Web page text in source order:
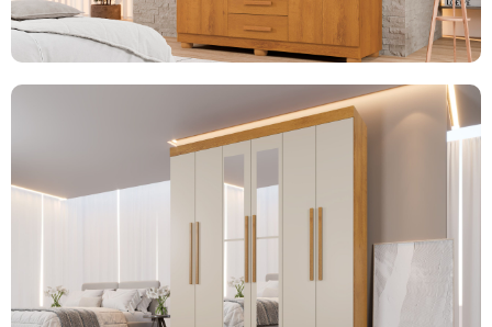
ROUPEIRO MIAMI